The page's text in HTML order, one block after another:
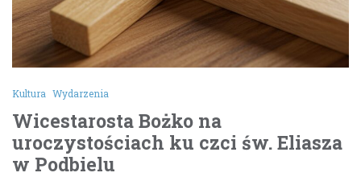
Kultura Wydarzenia
Wicestarosta Bożko na
uroczystościach ku czci św. Eliasza
w Podbielu